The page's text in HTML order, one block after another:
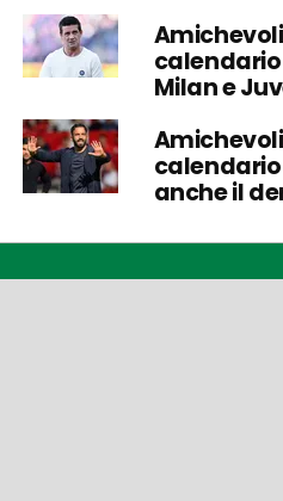
Milan e
calendario
anche il